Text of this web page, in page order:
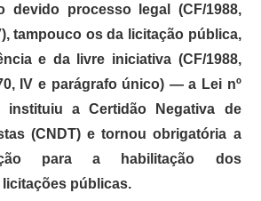
devido processo legal (CF/1988,
tampouco os da licitação pública,
e da livre iniciativa (CF/1988,
IV e parágrafo único) — a Lei nº
instituiu a Certidão Negativa de
(CNDT) e tornou obrigatória a
para a habilitação dos
públicas.